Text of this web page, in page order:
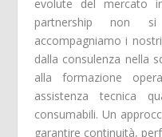
evolute del mercato
partnership non
accompagniamo i
dalla consulenza nella
alla formazione
assistenza tecnica
consumabili. Un
garantire continuità,